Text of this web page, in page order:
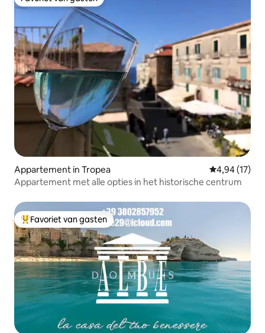
Favoriet van gasten
Appartement in Tropea Gemiddelde
4,94 (17)
Appartement met alle opties in het historische centrum
Topfavoriet van gasten
Favoriet van gasten